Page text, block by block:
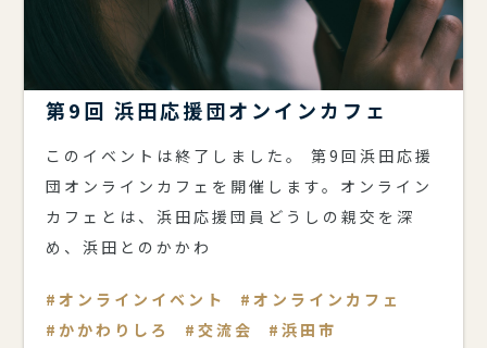
第9回 浜田応援団オンインカフェ
このイベントは終了しました。 第9回浜田応援
団オンラインカフェを開催します。オンライン
カフェとは、浜田応援団員どうしの親交を深
め、浜田とのかかわ
オンラインイベント
オンラインカフェ
かかわりしろ
交流会
浜田市